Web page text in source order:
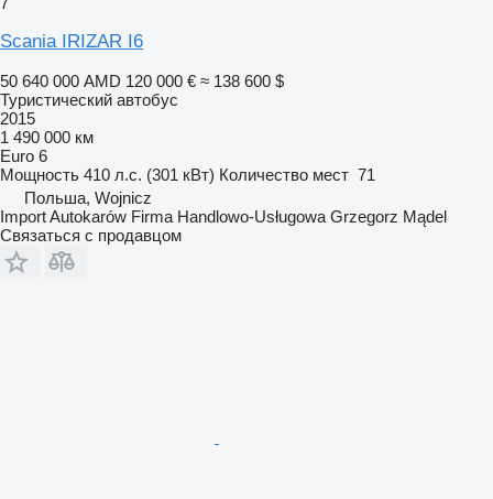
Scania IRIZAR I6
50 640 000 AMD 120 000 € ≈ 138 600 $
Туристический автобус
2015
1 490 000 км
Euro 6
Мощность 410 л.с. (301 кВт) Количество мест 71
Польша, Wojnicz
Import Autokarów Firma Handlowo-Usługowa Grzegorz Mądel
Связаться с продавцом